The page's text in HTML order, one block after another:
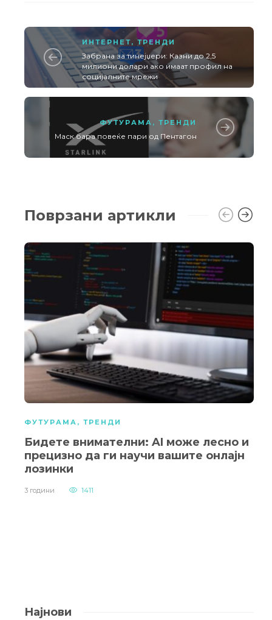
ИНТЕРНЕТ, ТРЕНДИ
Забрана за тинејџери: Казни до 2,5
милиони долари ако имаат профил на
социјалните мрежи
ФУТУРАМА , ТРЕНДИ
Маск бара повеќе пари од Пентагон
Поврзани артикли
ФУТУРАМА , ТРЕНДИ
Бидете внимателни: AI може лесно и
прецизно да ги научи вашите онлајн
лозинки
3 години 1411
Најнови